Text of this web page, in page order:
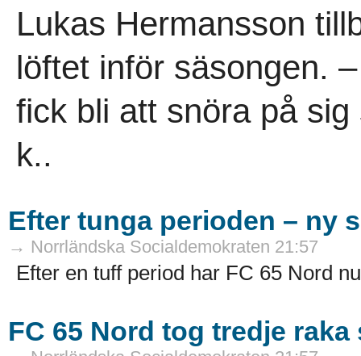
Lukas Hermansson
löftet inför säsongen.
fick bli att snöra på
k..
Efter tunga perioden – ny
→ Norrländska Socialdemokraten 21:57
Efter en tuff period har FC 65 Nord
FC 65 Nord tog tredje raka